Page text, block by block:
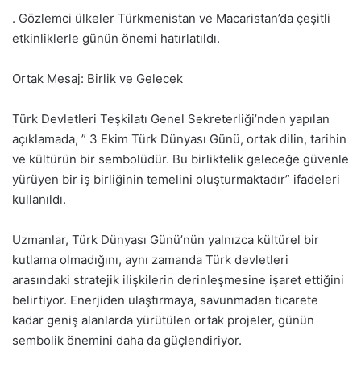
. Gözlemci ülkeler Türkmenistan ve Macaristan’da çeşitli
etkinliklerle günün önemi hatırlatıldı.
Ortak Mesaj: Birlik ve Gelecek
Türk Devletleri Teşkilatı Genel Sekreterliği’nden yapılan
açıklamada, ” 3 Ekim Türk Dünyası Günü, ortak dilin, tarihin
ve kültürün bir sembolüdür. Bu birliktelik geleceğe güvenle
yürüyen bir iş birliğinin temelini oluşturmaktadır” ifadeleri
kullanıldı.
Uzmanlar, Türk Dünyası Günü’nün yalnızca kültürel bir
kutlama olmadığını, aynı zamanda Türk devletleri
arasındaki stratejik ilişkilerin derinleşmesine işaret ettiğini
belirtiyor. Enerjiden ulaştırmaya, savunmadan ticarete
kadar geniş alanlarda yürütülen ortak projeler, günün
sembolik önemini daha da güçlendiriyor.